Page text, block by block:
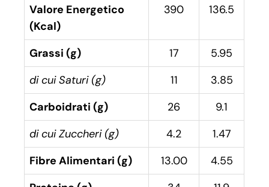
Valore Energetico
(Kcal)
390 136.5
Grassi (g) 17
5.95
di cui Saturi (g)
11
3.85
Carboidrati (g)
26
9.1
di cui Zuccheri (g)
4.2
1.47
Fibre Alimentari (g)
13.00
4.55